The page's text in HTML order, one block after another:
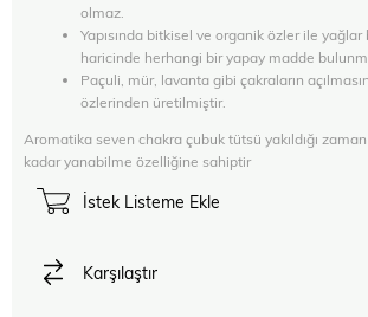
olmaz.
Yapısında bitkisel ve organik özler ile
haricinde herhangi bir yapay madde
Paçuli, mür, lavanta gibi çakraların
özlerinden üretilmiştir.
Aromatika seven chakra çubuk tütsü yakıldığı
kadar yanabilme özelliğine sahiptir
İstek Listeme Ekle
Karşılaştır